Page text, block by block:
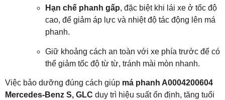
Hạn chế phanh gấp, đặc biệt khi lái xe ở tốc độ
cao, để giảm áp lực và nhiệt độ tác động lên má
phanh.
Giữ khoảng cách an toàn với xe phía trước để có
thể giảm tốc độ từ từ, tránh mài mòn nhanh.
Việc bảo dưỡng đúng cách giúp má phanh A0004200604
Mercedes-Benz S, GLC duy trì hiệu suất ổn định, tăng tuổi